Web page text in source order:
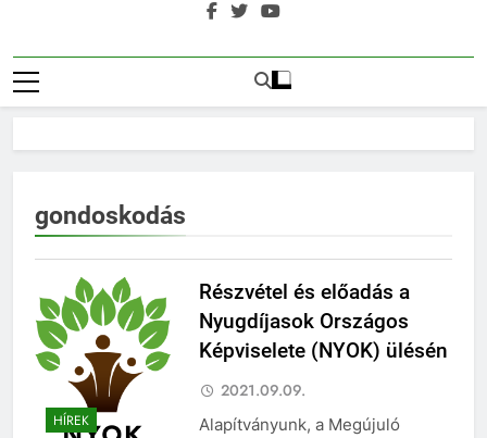
gondoskodás
HÍREK
Részvétel és előadás a
Nyugdíjasok Országos
Képviselete (NYOK) ülésén
2021.09.09.
Alapítványunk, a Megújuló